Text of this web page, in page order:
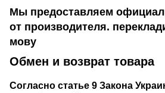
Мы предоставляем
от производителя.
мову
Обмен и возврат товара
Согласно статье 9 Закона